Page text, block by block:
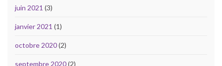
juin 2021 (3)
janvier 2021 (1)
octobre 2020(2)
septembre 2020(2)